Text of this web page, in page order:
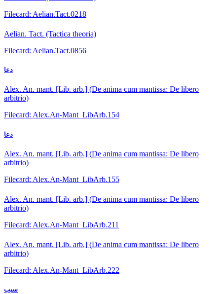
Filecard: Aelian.Tact.0218
Aelian. Tact. (Tactica theoria)
Filecard: Aelian.Tact.0856
دعا
Alex. An. mant. [Lib. arb.] (De anima cum mantissa: De libero
arbitrio)
Filecard: Alex.An-Mant_LibArb.154
دعا
Alex. An. mant. [Lib. arb.] (De anima cum mantissa: De libero
arbitrio)
Filecard: Alex.An-Mant_LibArb.155
Alex. An. mant. [Lib. arb.] (De anima cum mantissa: De libero
arbitrio)
Filecard: Alex.An-Mant_LibArb.211
Alex. An. mant. [Lib. arb.] (De anima cum mantissa: De libero
arbitrio)
Filecard: Alex.An-Mant_LibArb.222
سبب